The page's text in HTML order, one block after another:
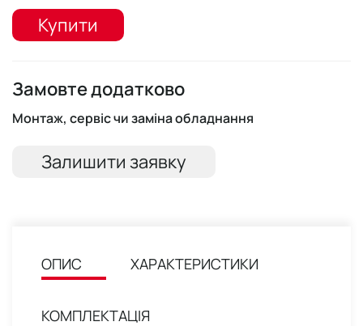
Купити
Замовте додатково
Монтаж, сервіс чи заміна обладнання
Залишити заявку
ОПИС ХАРАКТЕРИСТИКИ
КОМПЛЕКТАЦІЯ